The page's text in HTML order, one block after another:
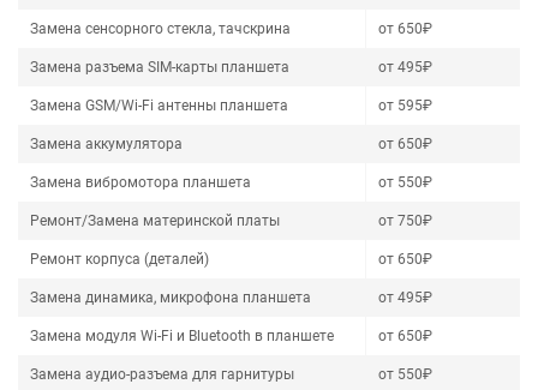
Замена сенсорного стекла, тачскрина от 650₽
Замена разъема SIM-карты планшета от 495₽
Замена GSM/Wi-Fi антенны планшета от 595₽
Замена аккумулятора от 650₽
Замена вибромотора планшета от 550₽
Ремонт/Замена материнской платы от 750₽
Ремонт корпуса (деталей) от 650₽
Замена динамика, микрофона планшета от 495₽
Замена модуля Wi-Fi и Bluetooth в планшете от 650₽
Замена аудио-разъема для гарнитуры от 550₽